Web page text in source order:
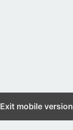
Exit mobile version